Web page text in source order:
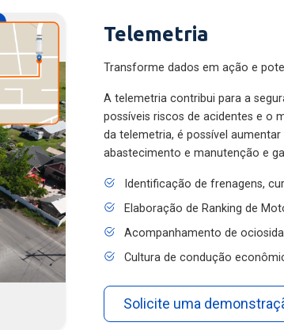
Telemetria
Transforme dados em ação e
A telemetria contribui para a
possíveis riscos de acidentes e o
da telemetria, é possível
abastecimento e manutenção e
Identificação de frenagens,
Elaboração de Ranking de
Acompanhamento de
Cultura de condução
Solicite uma